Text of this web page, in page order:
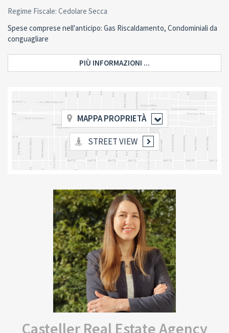
Regime Fiscale: Cedolare Secca
Spese comprese nell'anticipo: Gas Riscaldamento, Condominiali da
conguagliare
PIÙ INFORMAZIONI ...
MAPPA PROPRIETÀ
STREET VIEW
Casteller Real Estate Agency